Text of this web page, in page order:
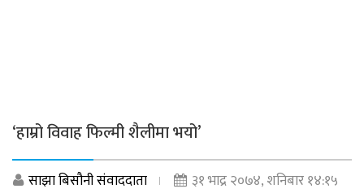
‘हाम्रो विवाह फिल्मी शैलीमा भयो’
साझा बिसौनी संवाददाता
३१ भाद्र २०७४, शनिबार १४:१५